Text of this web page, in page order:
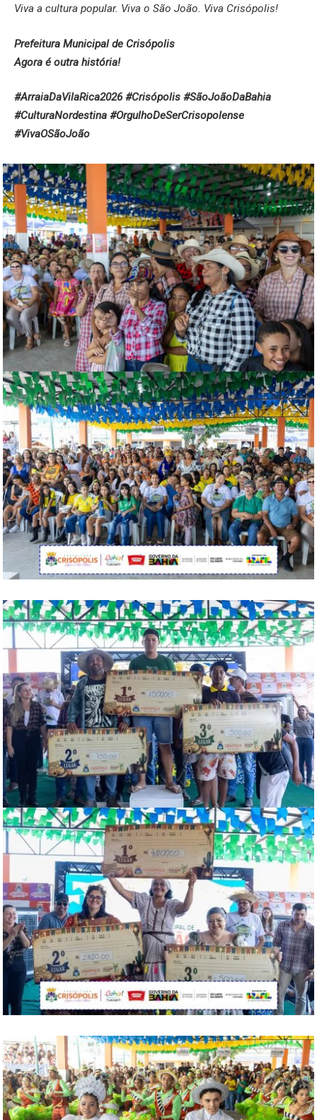
Viva a cultura popular. Viva o São João. Viva Crisópolis!
Prefeitura Municipal de Crisópolis
Agora é outra história!
#ArraiaDaVilaRica2026 #Crisópolis #SãoJoãoDaBahia
#CulturaNordestina #OrgulhoDeSerCrisopolense
#VivaOSãoJoão